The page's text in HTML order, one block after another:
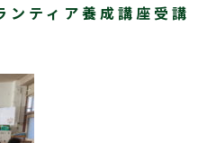
ンティア養成講座受講